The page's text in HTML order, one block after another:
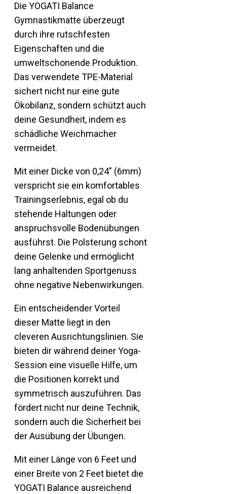
Die YOGATI Balance
Gymnastikmatte überzeugt
durch ihre rutschfesten
Eigenschaften und die
umweltschonende Produktion.
Das verwendete TPE-Material
sichert nicht nur eine gute
Ökobilanz, sondern schützt auch
deine Gesundheit, indem es
schädliche Weichmacher
vermeidet.
Mit einer Dicke von 0,24″ (6mm)
verspricht sie ein komfortables
Trainingserlebnis, egal ob du
stehende Haltungen oder
anspruchsvolle Bodenübungen
ausführst. Die Polsterung schont
deine Gelenke und ermöglicht
lang anhaltenden Sportgenuss
ohne negative Nebenwirkungen.
Ein entscheidender Vorteil
dieser Matte liegt in den
cleveren Ausrichtungslinien. Sie
bieten dir während deiner Yoga-
Session eine visuelle Hilfe, um
die Positionen korrekt und
symmetrisch auszuführen. Das
fördert nicht nur deine Technik,
sondern auch die Sicherheit bei
der Ausübung der Übungen.
Mit einer Länge von 6 Feet und
einer Breite von 2 Feet bietet die
YOGATI Balance ausreichend